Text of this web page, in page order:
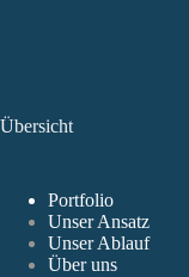
Übersicht
Portfolio
Unser Ansatz
Unser Ablauf
Über uns